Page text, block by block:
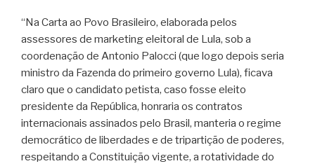
“Na Carta ao Povo Brasileiro, elaborada pelos
assessores de marketing eleitoral de Lula, sob a
coordenação de Antonio Palocci (que logo depois seria
ministro da Fazenda do primeiro governo Lula), ficava
claro que o candidato petista, caso fosse eleito
presidente da República, honraria os contratos
internacionais assinados pelo Brasil, manteria o regime
democrático de liberdades e de tripartição de poderes,
respeitando a Constituição vigente, a rotatividade do